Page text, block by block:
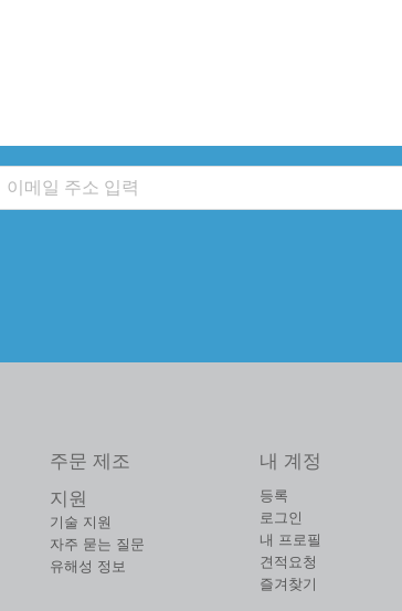
주문 제조
지원
기술 지원
자주 묻는 질문
유해성 정보
내 계정
등록
로그인
내 프로필
견적요청
즐겨찾기